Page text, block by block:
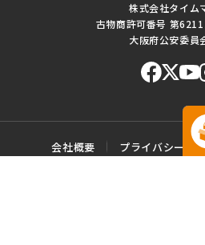
株式会社タイム
古物商許可番号 第
大阪府公安委員
会社概要 プライバシーポリ